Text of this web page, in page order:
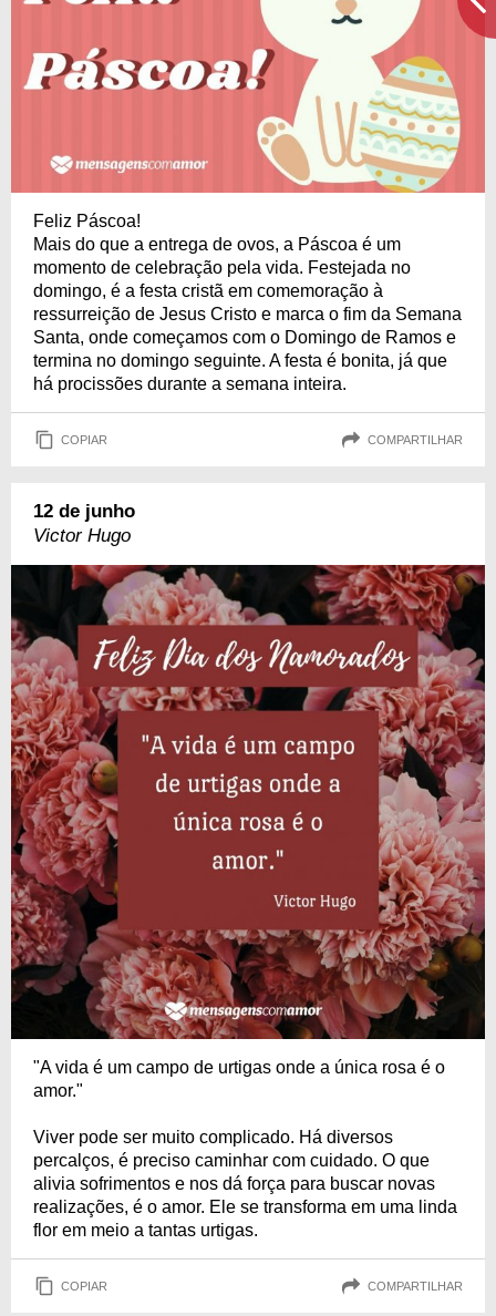
Feliz Páscoa!
Mais do que a entrega de ovos, a Páscoa é um
momento de celebração pela vida. Festejada no
domingo, é a festa cristã em comemoração à
ressurreição de Jesus Cristo e marca o fim da Semana
Santa, onde começamos com o Domingo de Ramos e
termina no domingo seguinte. A festa é bonita, já que
há procissões durante a semana inteira.
COPIAR COMPARTILHAR
12 de junho
Victor Hugo
"A vida é um campo de urtigas onde a única rosa é o
amor."
Viver pode ser muito complicado. Há diversos
percalços, é preciso caminhar com cuidado. O que
alivia sofrimentos e nos dá força para buscar novas
realizações, é o amor. Ele se transforma em uma linda
flor em meio a tantas urtigas.
COPIAR COMPARTILHAR